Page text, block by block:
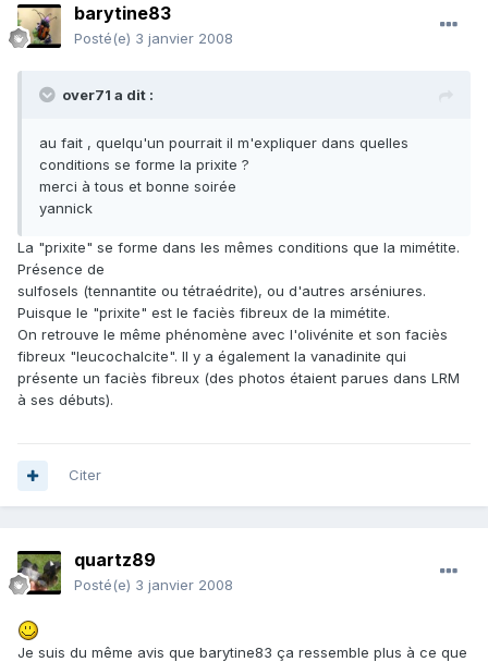
barytine83
Posté(e) 3 janvier 2008
over71 a dit :
au fait , quelqu'un pourrait il m'expliquer dans quelles
conditions se forme la prixite ?
merci à tous et bonne soirée
yannick
La "prixite" se forme dans les mêmes conditions que la mimétite.
Présence de
sulfosels (tennantite ou tétraédrite), ou d'autres arséniures.
Puisque le "prixite" est le faciès fibreux de la mimétite.
On retrouve le même phénomène avec l'olivénite et son faciès
fibreux "leucochalcite". Il y a également la vanadinite qui
présente un faciès fibreux (des photos étaient parues dans LRM
à ses débuts).
Citer
quartz89
Posté(e) 3 janvier 2008
Je suis du même avis que barytine83 ça ressemble plus à ce que